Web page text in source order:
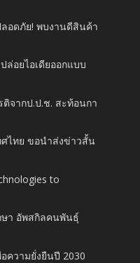
อดภัย! พบงานดีสินค้า
ล่อยไอเดียออกแบบ
ติจากป.ป.ช. สะท้อนกา
ไทย ขอนำส่งข่าวสั้น
to
ษา อัพสกิลคนพันธุ์
ความยั่งยืนปี 2030